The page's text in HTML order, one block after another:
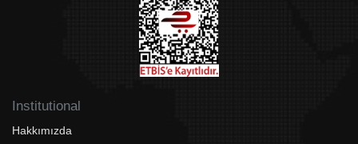
Institutional
Hakkımızda